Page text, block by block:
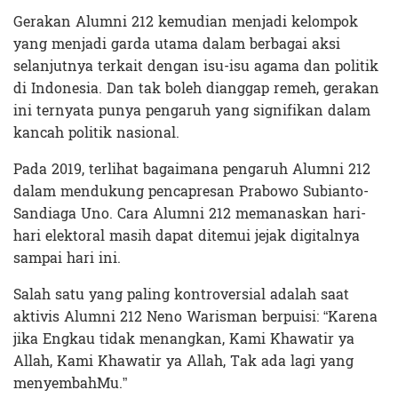
Gerakan Alumni 212 kemudian menjadi kelompok
yang menjadi garda utama dalam berbagai aksi
selanjutnya terkait dengan isu-isu agama dan politik
di Indonesia. Dan tak boleh dianggap remeh, gerakan
ini ternyata punya pengaruh yang signifikan dalam
kancah politik nasional.
Pada 2019, terlihat bagaimana pengaruh Alumni 212
dalam mendukung pencapresan Prabowo Subianto-
Sandiaga Uno. Cara Alumni 212 memanaskan hari-
hari elektoral masih dapat ditemui jejak digitalnya
sampai hari ini.
Salah satu yang paling kontroversial adalah saat
aktivis Alumni 212 Neno Warisman berpuisi: “Karena
jika Engkau tidak menangkan, Kami Khawatir ya
Allah, Kami Khawatir ya Allah, Tak ada lagi yang
menyembahMu.”